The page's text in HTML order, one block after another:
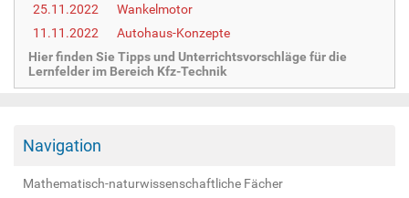
25.11.2022
Wankelmotor
11.11.2022
Autohaus-Konzepte
Hier finden Sie Tipps und Unterrichtsvorschläge für die
Lernfelder im Bereich Kfz-Technik
Navigation
Mathematisch-naturwissenschaftliche Fächer